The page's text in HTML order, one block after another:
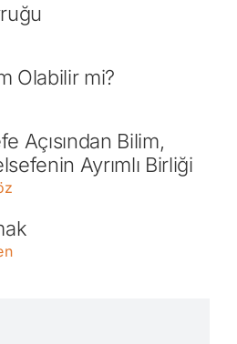
Olabilir mi?
Açısından Bilim,
Ayrımlı Birliği